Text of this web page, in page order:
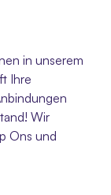
in unserem
Ihre
Wir
Ons und